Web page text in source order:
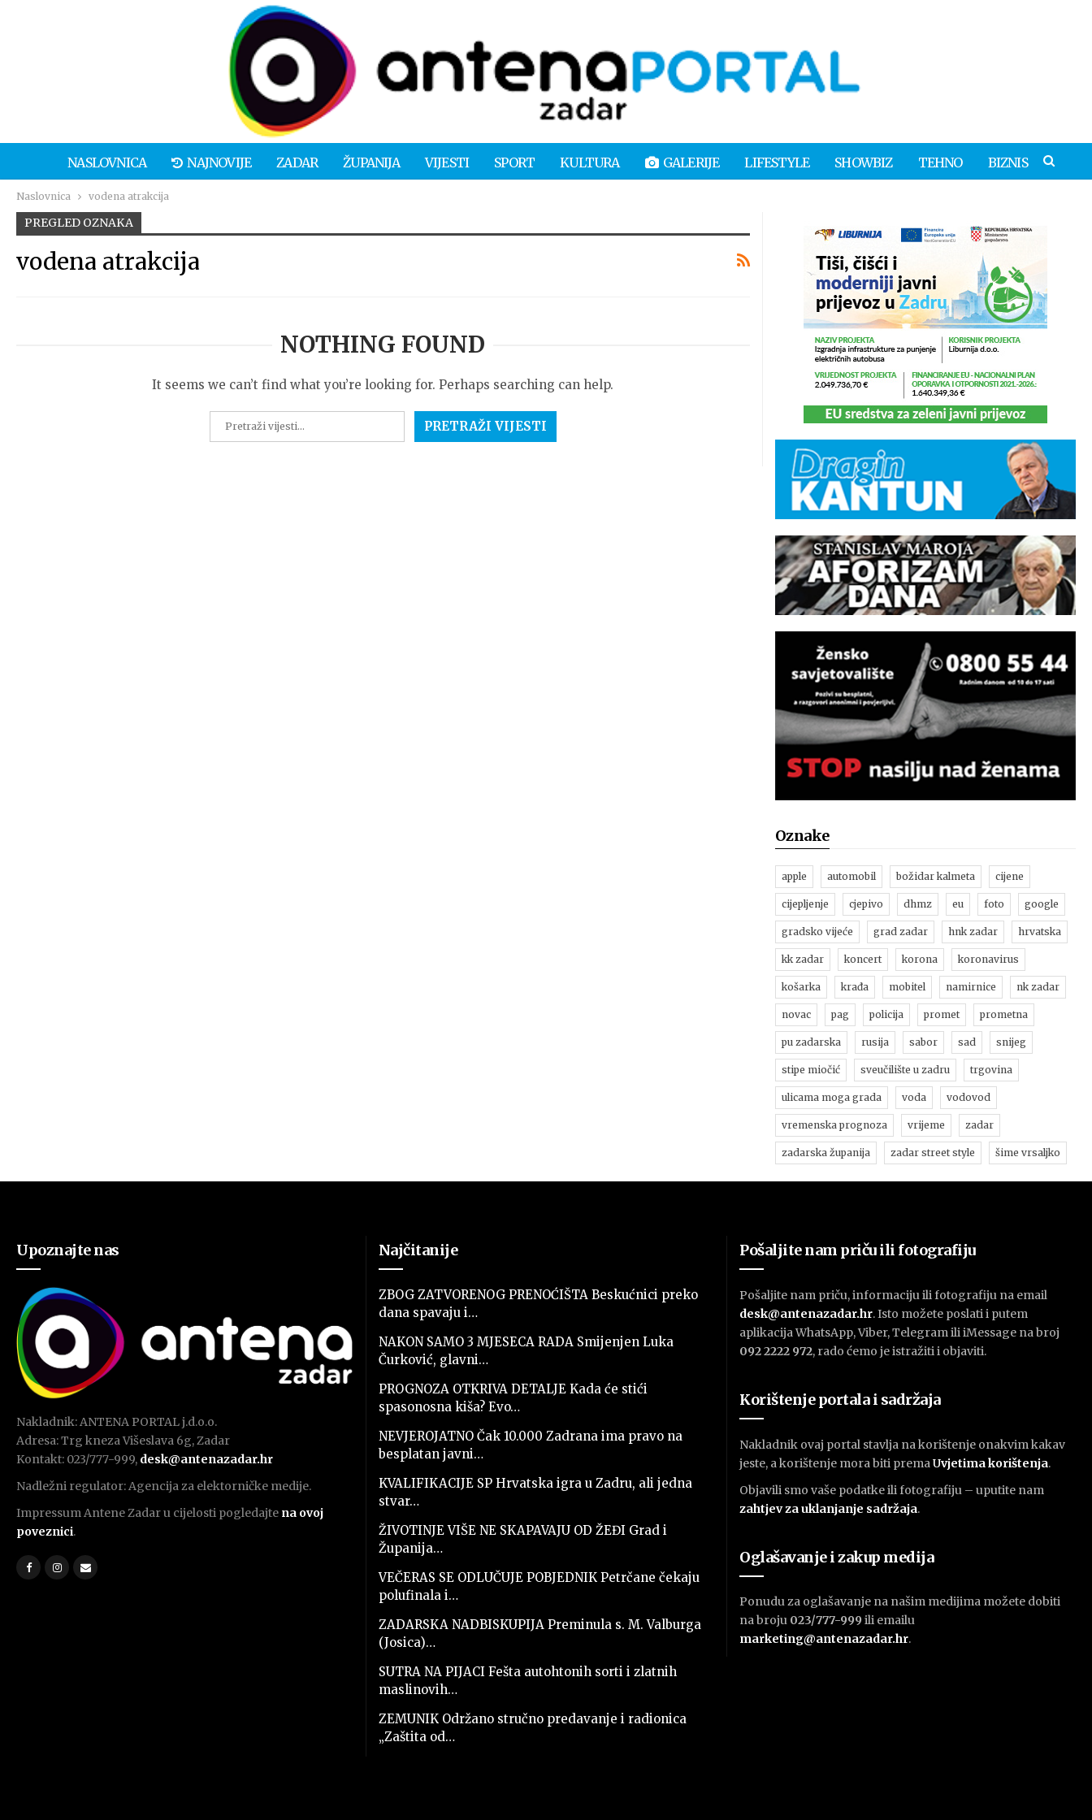
NASLOVNICA NAJNOVIJE ZADAR ŽUPANIJA VIJESTI SPORT KULTURA GALERIJE LIFESTYLE SHOWBIZ TEHNO BIZNIS
Naslovnica vodena atrakcija
PREGLED OZNAKA
vodena atrakcija
NOTHING FOUND
It seems we can’t find what you’re looking for. Perhaps searching can help.
Oznake
apple automobil božidar kalmeta cijene
cijepljenje cjepivo dhmz eu foto google
gradsko vijeće grad zadar hnk zadar hrvatska
kk zadar koncert korona koronavirus
košarka krađa mobitel namirnice nk zadar
novac pag policija promet prometna
pu zadarska rusija sabor sad snijeg
stipe miočić sveučilište u zadru trgovina
ulicama moga grada voda vodovod
vremenska prognoza vrijeme zadar
zadarska županija zadar street style šime vrsaljko
Upoznajte nas
Nakladnik: ANTENA PORTAL j.d.o.o.
Adresa: Trg kneza Višeslava 6g, Zadar
Kontakt: 023/777-999, desk@antenazadar.hr
Nadležni regulator: Agencija za elektorničke medije.
Impressum Antene Zadar u cijelosti pogledajte na ovoj
poveznici.
Najčitanije
ZBOG ZATVORENOG PRENOĆIŠTA Beskućnici preko
dana spavaju i…
NAKON SAMO 3 MJESECA RADA Smijenjen Luka
Čurković, glavni…
PROGNOZA OTKRIVA DETALJE Kada će stići
spasonosna kiša? Evo…
NEVJEROJATNO Čak 10.000 Zadrana ima pravo na
besplatan javni…
KVALIFIKACIJE SP Hrvatska igra u Zadru, ali jedna
stvar…
ŽIVOTINJE VIŠE NE SKAPAVAJU OD ŽEĐI Grad i
Županija…
VEČERAS SE ODLUČUJE POBJEDNIK Petrčane čekaju
polufinala i…
ZADARSKA NADBISKUPIJA Preminula s. M. Valburga
(Josica)…
SUTRA NA PIJACI Fešta autohtonih sorti i zlatnih
maslinovih…
ZEMUNIK Održano stručno predavanje i radionica
„Zaštita od…
Pošaljite nam priču ili fotografiju
Pošaljite nam priču, informaciju ili fotografiju na email
desk@antenazadar.hr. Isto možete poslati i putem
aplikacija WhatsApp, Viber, Telegram ili iMessage na broj
092 2222 972, rado ćemo je istražiti i objaviti.
Korištenje portala i sadržaja
Nakladnik ovaj portal stavlja na korištenje onakvim kakav
jeste, a korištenje mora biti premaUvjetima korištenja.
Objavili smo vaše podatke ili fotografiju – uputite nam
zahtjev za uklanjanje sadržaja.
Oglašavanje i zakup medija
Ponudu za oglašavanje na našim medijima možete dobiti
na broju 023/777-999 ili emailu
marketing@antenazadar.hr.